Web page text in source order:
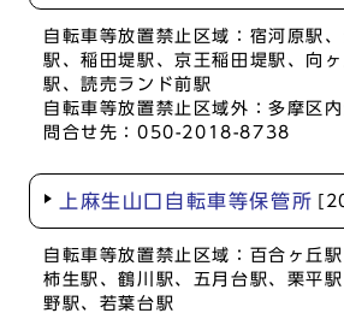
自転車等放置禁止区域：宿河原駅
駅、稲田堤駅、京王稲田堤駅、向
駅、読売ランド前駅
自転車等放置禁止区域外：多摩区
問合せ先：050-2018-8738
上麻生山口自転車等保管所
自転車等放置禁止区域：百合ヶ丘
柿生駅、鶴川駅、五月台駅、栗平
野駅、若葉台駅